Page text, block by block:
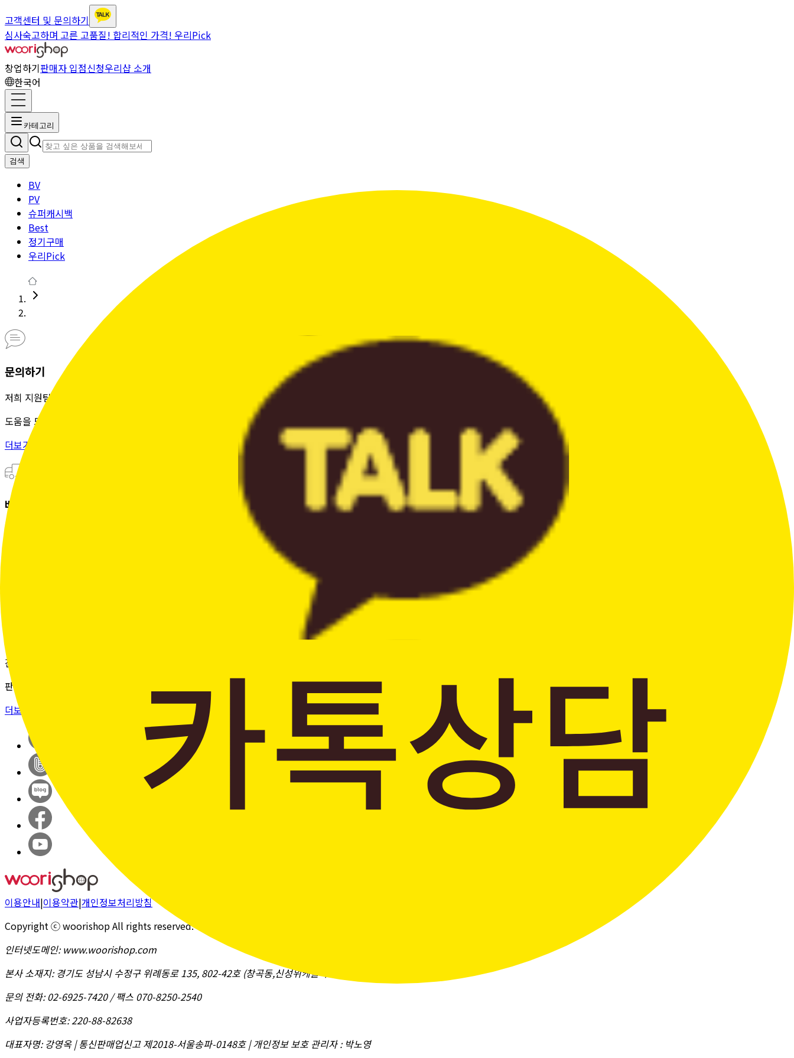
고객센터 및 문의하기
심사숙고하며 고른 고품질! 합리적인 가격! 우리Pick
창업하기판매자 입점신청우리샵 소개
한국어
카테고리
검색
BV
PV
슈퍼캐시백
Best
정기구매
우리Pick
문의하기
저희 지원팀은 정성을 다해
도움을 드립니다.
더보기 >
배송조회
여러 주문의 배송 상태를 한 화면에서
간단한 가입 프로세스 & 편리한
판매 시스템
더보기 >
이용안내|이용약관|개인정보처리방침
Copyright ⓒ woorishop All rights reserved.
인터넷도메인:www.woorishop.com
본사 소재지:경기도 성남시 수정구 위례동로 135, 802-42호 (창곡동,신성위케슬타워)
문의 전화:02-6925-7420 / 팩스 070-8250-2540
사업자등록번호:220-88-82638
대표자명:강영옥 | 통신판매업신고 제2018-서울송파-0148호 | 개인정보 보호 관리자 : 박노영